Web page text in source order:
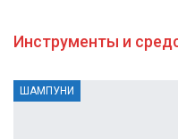
Инструменты и
ШАМПУНИ